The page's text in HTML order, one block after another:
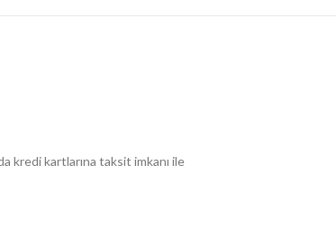
kredi kartlarına taksit imkanı ile